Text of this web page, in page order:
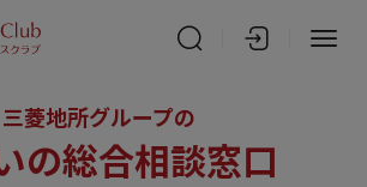
三菱地所グループの
の総合相談窓口